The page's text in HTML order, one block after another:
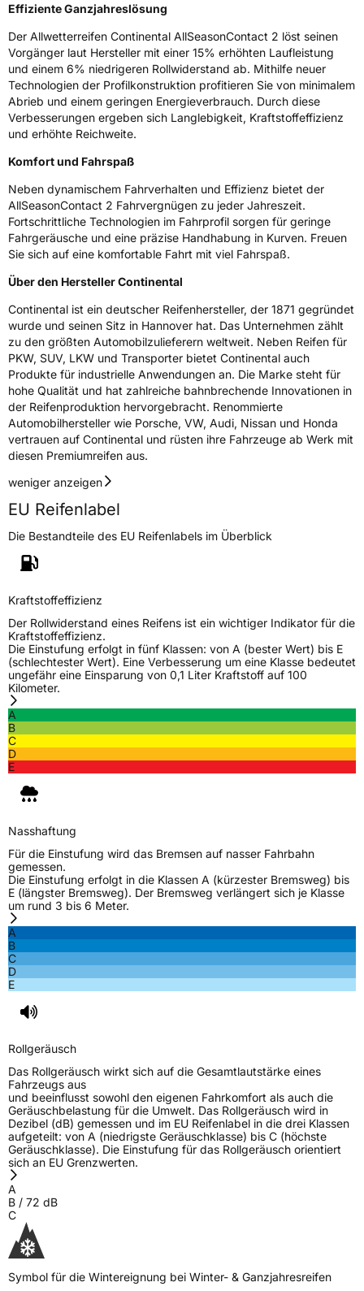
Effiziente Ganzjahreslösung
Der Allwetterreifen Continental AllSeasonContact 2 löst seinen
Vorgänger laut Hersteller mit einer 15% erhöhten Laufleistung
und einem 6% niedrigeren Rollwiderstand ab. Mithilfe neuer
Technologien der Profilkonstruktion profitieren Sie von minimalem
Abrieb und einem geringen Energieverbrauch. Durch diese
Verbesserungen ergeben sich Langlebigkeit, Kraftstoffeffizienz
und erhöhte Reichweite.
Komfort und Fahrspaß
Neben dynamischem Fahrverhalten und Effizienz bietet der
AllSeasonContact 2 Fahrvergnügen zu jeder Jahreszeit.
Fortschrittliche Technologien im Fahrprofil sorgen für geringe
Fahrgeräusche und eine präzise Handhabung in Kurven. Freuen
Sie sich auf eine komfortable Fahrt mit viel Fahrspaß.
Über den Hersteller Continental
Continental ist ein deutscher Reifenhersteller, der 1871 gegründet
wurde und seinen Sitz in Hannover hat. Das Unternehmen zählt
zu den größten Automobilzulieferern weltweit. Neben Reifen für
PKW, SUV, LKW und Transporter bietet Continental auch
Produkte für industrielle Anwendungen an. Die Marke steht für
hohe Qualität und hat zahlreiche bahnbrechende Innovationen in
der Reifenproduktion hervorgebracht. Renommierte
Automobilhersteller wie Porsche, VW, Audi, Nissan und Honda
vertrauen auf Continental und rüsten ihre Fahrzeuge ab Werk mit
diesen Premiumreifen aus.
weniger anzeigen
EU Reifenlabel
Die Bestandteile des EU Reifenlabels im Überblick
Kraftstoffeffizienz
Der Rollwiderstand eines Reifens ist ein wichtiger Indikator für die
Kraftstoffeffizienz.
Die Einstufung erfolgt in fünf Klassen: von A (bester Wert) bis E
(schlechtester Wert). Eine Verbesserung um eine Klasse bedeutet
ungefähr eine Einsparung von 0,1 Liter Kraftstoff auf 100
Kilometer.
A
B
C
D
E
Nasshaftung
Für die Einstufung wird das Bremsen auf nasser Fahrbahn
gemessen.
Die Einstufung erfolgt in die Klassen A (kürzester Bremsweg) bis
E (längster Bremsweg). Der Bremsweg verlängert sich je Klasse
um rund 3 bis 6 Meter.
A
B
C
D
E
Rollgeräusch
Das Rollgeräusch wirkt sich auf die Gesamtlautstärke eines
Fahrzeugs aus
und beeinflusst sowohl den eigenen Fahrkomfort als auch die
Geräuschbelastung für die Umwelt. Das Rollgeräusch wird in
Dezibel (dB) gemessen und im EU Reifenlabel in die drei Klassen
aufgeteilt: von A (niedrigste Geräuschklasse) bis C (höchste
Geräuschklasse). Die Einstufung für das Rollgeräusch orientiert
sich an EU Grenzwerten.
A
B / 72 dB
C
Symbol für die Wintereignung bei Winter- & Ganzjahresreifen